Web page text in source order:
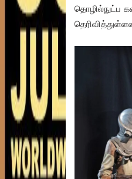
தொழில்நுட்ப